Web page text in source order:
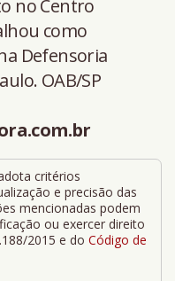
no Centro
como
Defensoria
OAB/SP
critérios
e precisão das
mencionadas podem
ou exercer direito
2015 e do Código de